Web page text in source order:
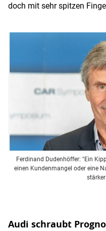
doch mit sehr spitzen
Ferdinand Dudenhöffer: "Ein
einen Kundenmangel oder eine
Audi schraubt